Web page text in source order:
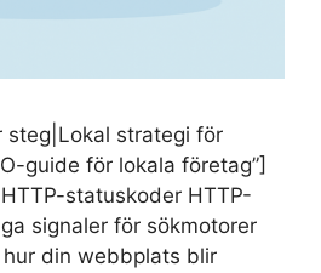
steg|Lokal strategi för
guide för lokala företag”]
statuskoder HTTP-
signaler för sökmotorer
din webbplats blir